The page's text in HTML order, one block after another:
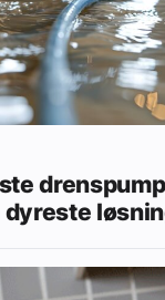
dyreste